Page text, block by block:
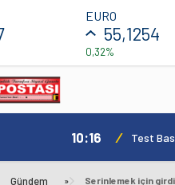
EURO
55,1254
0,32%
10:16 / Test
Gündem »